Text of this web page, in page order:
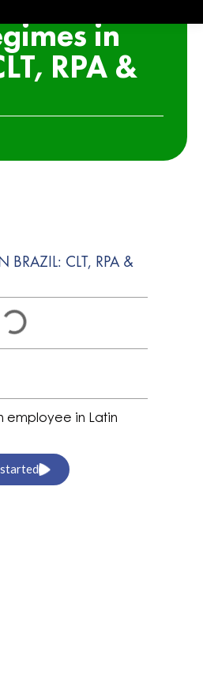
in
RPA &
BRAZIL: CLT, RPA &
employee in Latin